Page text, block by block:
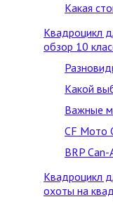
Какая
Квадроцикл
обзор 10
Какой
Важные
CF Mото
BRP
Квадроцикл
охоты на